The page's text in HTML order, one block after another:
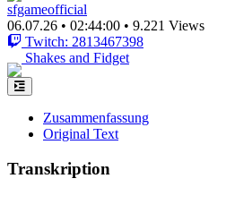
sfgameofficial
06.07.26 • 02:44:00 • 9.221 Views
Twitch: 2813467398
Shakes and Fidget
Zusammenfassung
Original Text
Transkription